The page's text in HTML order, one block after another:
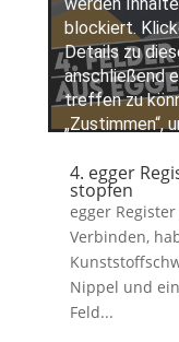
4. egger
stopfen
egger
Verbinden,
Nippel und
Feld...